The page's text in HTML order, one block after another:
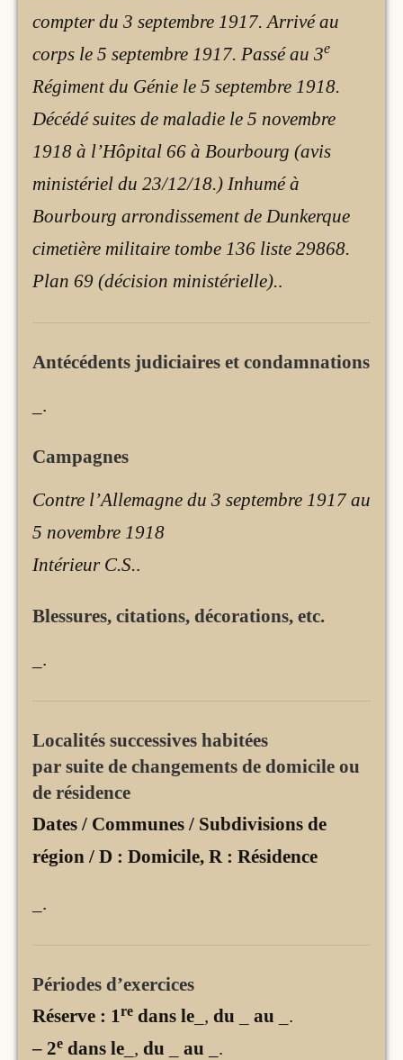
compter du 3 septembre 1917. Arrivé au
corps le 5 septembre 1917. Passé au 3e
Régiment du Génie le 5 septembre 1918.
Décédé suites de maladie le 5 novembre
1918 à l’Hôpital 66 à Bourbourg (avis
ministériel du 23/12/18.) Inhumé à
Bourbourg arrondissement de Dunkerque
cimetière militaire tombe 136 liste 29868.
Plan 69 (décision ministérielle)..
Antécédents judiciaires et condamnations
.
Campagnes
Contre l’Allemagne du 3 septembre 1917 au
5 novembre 1918
Intérieur C.S..
Blessures, citations, décorations, etc.
.
Localités successives habitées
par suite de changements de domicile ou
de résidence
Dates / Communes / Subdivisions de
région / D : Domicile, R : Résidence
.
Périodes d’exercices
Réserve : 1 re dans le _, du au
.
– 2e dans le _, du au
.